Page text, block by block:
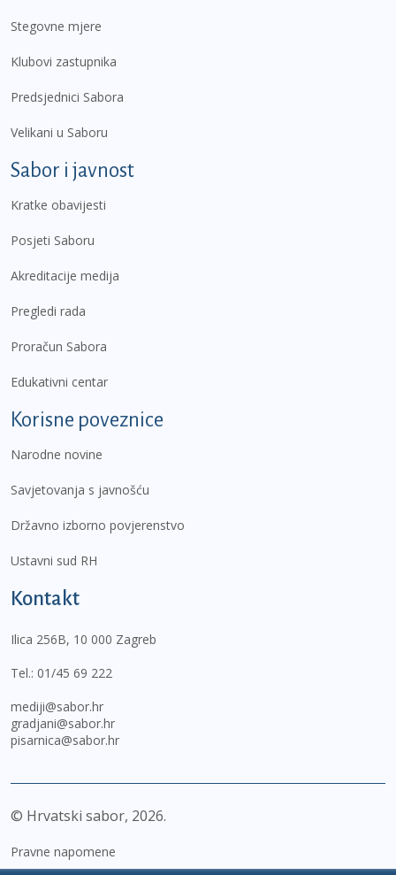
Stegovne mjere
Klubovi zastupnika
Predsjednici Sabora
Velikani u Saboru
Sabor i javnost
Kratke obavijesti
Posjeti Saboru
Akreditacije medija
Pregledi rada
Proračun Sabora
Edukativni centar
Korisne poveznice
Narodne novine
Savjetovanja s javnošću
Državno izborno povjerenstvo
Ustavni sud RH
Kontakt
Ilica 256B, 10 000 Zagreb
Tel.: 01/45 69 222
mediji@sabor.hr
gradjani@sabor.hr
pisarnica@sabor.hr
© Hrvatski sabor, 2026
Pravne napomene